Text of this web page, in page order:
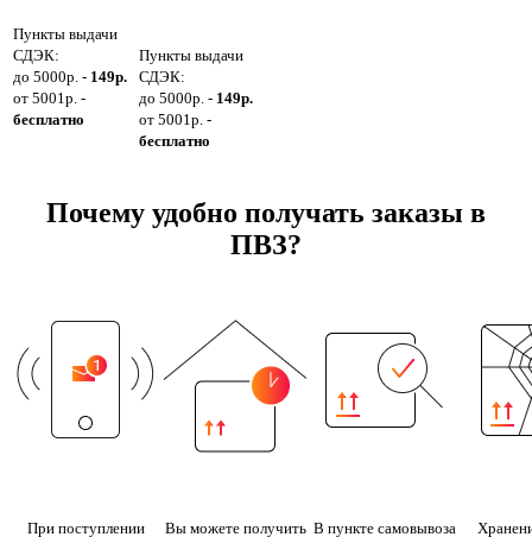
Пункты выдачи
СДЭК:
до 5000р. - 149р.
от 5001р. -
бесплатно
Пункты выдачи
СДЭК:
до 5000р. - 149р.
от 5001р. -
бесплатно
Почему удобно получать заказы в
ПВЗ?
При поступлении Вы можете получить В пункте самовывоза